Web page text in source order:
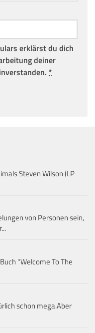
erklärst du dich
deiner
*
Steven Wilson (LP
von Personen sein,
"Welcome To The
schon mega.Aber